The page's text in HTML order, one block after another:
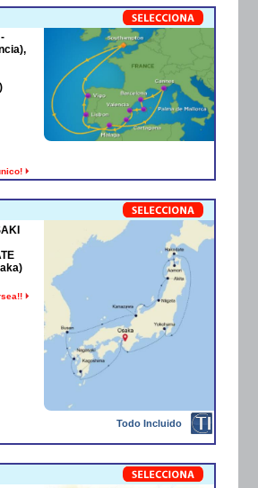
Todo Incluido